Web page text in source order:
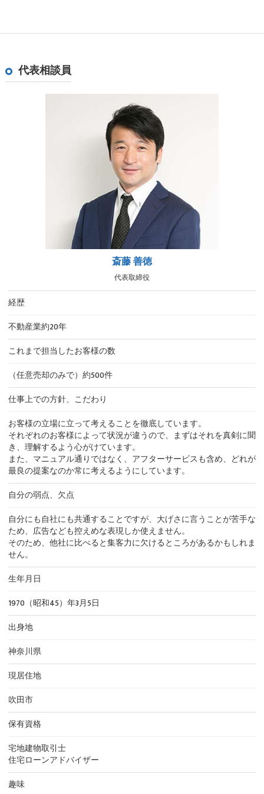
代表相談員
斎藤 善徳
代表取締役
経歴
不動産業約20年
これまで担当したお客様の数
（任意売却のみで）約500件
仕事上での方針、こだわり
お客様の立場に立って考えることを徹底しています。
それぞれのお客様によって状況が違うので、まずはそれを真剣に聞
き、理解するよう心がけています。
また、マニュアル通りではなく、アフターサービスも含め、どれが
最良の提案なのか常に考えるようにしています。
自分の弱点、欠点
自分にも自社にも共通することですが、大げさに言うことが苦手な
ため、広告なども控えめな表現しか使えません。
そのため、他社に比べると集客力に欠けるところがあるかもしれま
せん。
生年月日
1970（昭和45）年3月5日
出身地
神奈川県
現居住地
吹田市
保有資格
宅地建物取引士
住宅ローンアドバイザー
趣味